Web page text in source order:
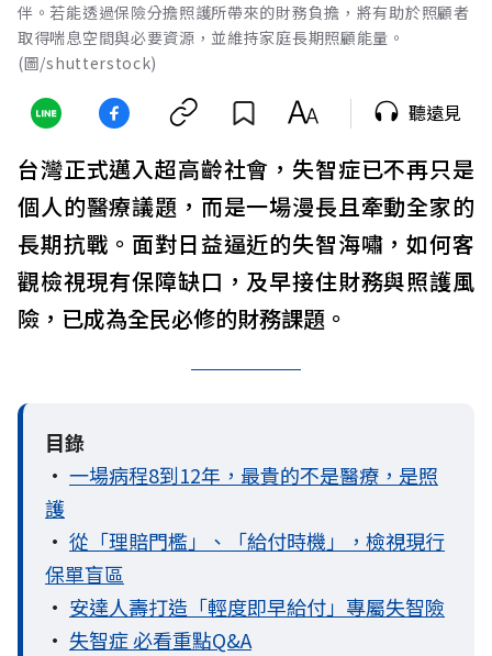
伴。若能透過保險分擔照護所帶來的財務負擔，將有助於照顧者
取得喘息空間與必要資源，並維持家庭長期照顧能量。
(圖/shutterstock)
聽遠見
台灣正式邁入超高齡社會，失智症已不再只是
個人的醫療議題，而是一場漫長且牽動全家的
長期抗戰。面對日益逼近的失智海嘯，如何客
觀檢視現有保障缺口，及早接住財務與照護風
險，已成為全民必修的財務課題。
目錄
• 一場病程8到12年，最貴的不是醫療，是照
護
• 從「理賠門檻」、「給付時機」，檢視現行
保單盲區
• 安達人壽打造「輕度即早給付」專屬失智險
• 失智症 必看重點Q&A